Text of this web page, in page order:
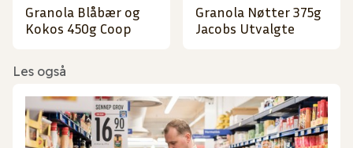
Granola Blåbær og
Kokos 450g Coop
Granola Nøtter 375g
Jacobs Utvalgte
Les også